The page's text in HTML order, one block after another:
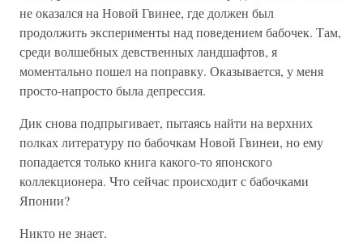
не оказался на Новой Гвинее, где должен был
продолжить эксперименты над поведением бабочек. Там,
среди волшебных девственных ландшафтов, я
моментально пошел на поправку. Оказывается, у меня
просто-напросто была депрессия.
Дик снова подпрыгивает, пытаясь найти на верхних
полках литературу по бабочкам Новой Гвинеи, но ему
попадается только книга какого-то японского
коллекционера. Что сейчас происходит с бабочками
Японии?
Никто не знает.